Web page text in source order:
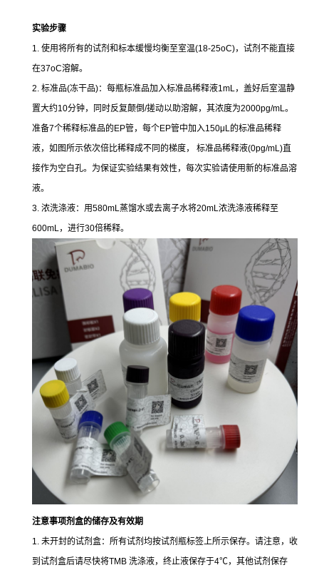
实验步骤
1. 使用将所有的试剂和标本缓慢均衡至室温(18-25oC)，试剂不能直接
在37oC溶解。
2. 标准品(冻干品)：每瓶标准品加入标准品稀释液1mL，盖好后室温静
置大约10分钟，同时反复颠倒/搓动以助溶解，其浓度为2000pg/mL。
准备7个稀释标准品的EP管，每个EP管中加入150μL的标准品稀释
液，如图所示依次倍比稀释成不同的梯度， 标准品稀释液(0pg/mL)直
接作为空白孔。为保证实验结果有效性，每次实验请使用新的标准品溶
液。
3. 浓洗涤液：用580mL蒸馏水或去离子水将20mL浓洗涤液稀释至
600mL，进行30倍稀释。
注意事项剂盒的储存及有效期
1. 未开封的试剂盒：所有试剂均按试剂瓶标签上所示保存。请注意，收
到试剂盒后请尽快将TMB 洗涤液，终止液保存于4℃，其他试剂保存